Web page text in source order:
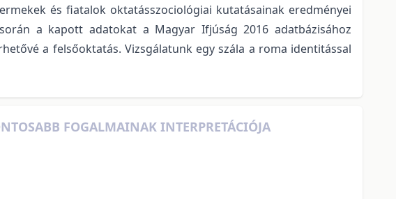
és fiatalok oktatásszociológiai kutatásainak eredményei
a kapott adatokat a Magyar Ifjúság 2016 adatbázisához
a felsőoktatás. Vizsgálatunk egy szála a roma identitással
FOGALMAINAK INTERPRETÁCIÓJA